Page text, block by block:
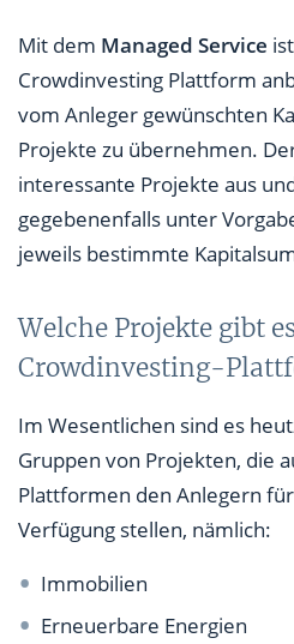
Mit dem Managed Service
Crowdinvesting Plattform
vom Anleger gewünschten
Projekte zu übernehmen.
interessante Projekte aus
gegebenenfalls unter
jeweils bestimmte
Welche Projekte gibt
Crowdinvesting-
Im Wesentlichen sind es
Gruppen von Projekten, die
Plattformen den Anlegern
Verfügung stellen, nämlich:
Immobilien
Erneuerbare Energien